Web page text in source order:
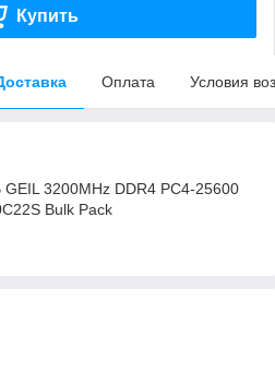
Купить
Оплата Условия
3200MHz DDR4 PC4-25600
Bulk Pack